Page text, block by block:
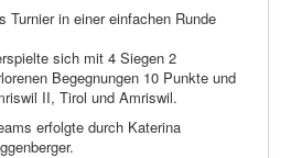
Turnier in einer einfachen Runde
sich mit 4 Siegen 2
Begegnungen 10 Punkte und
II, Tirol und Amriswil.
erfolgte durch Katerina